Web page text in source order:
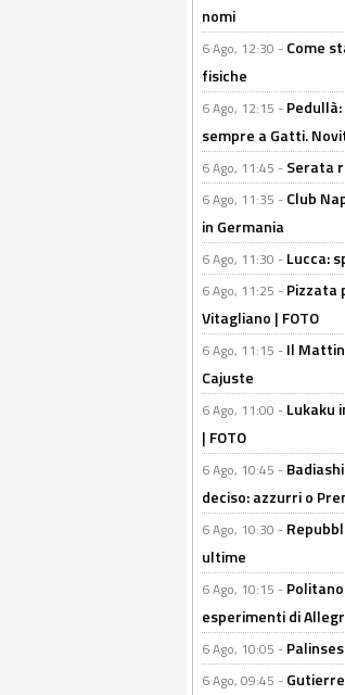
nomi
6 Ago, 12:30 - Come
fisiche
6 Ago, 12:15 -
sempre a Gatti.
6 Ago, 11:45 - Serata
6 Ago, 11:35 - Club
in Germania
6 Ago, 11:30 - Lucca:
6 Ago, 11:25 - Pizzata
Vitagliano | FOTO
6 Ago, 11:15 - Il
Cajuste
6 Ago, 11:00 - Lukaku
| FOTO
6 Ago, 10:45 -
deciso: azzurri o
6 Ago, 10:30 -
ultime
6 Ago, 10:15 -
esperimenti di
6 Ago, 10:05 -
6 Ago, 09:45 -